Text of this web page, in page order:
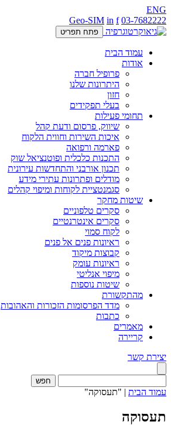
ENG
Geo-SIM in f 03-7682222
פתח תפריט
עמוד הבית
אודות
פרופיל חברה
היתרונות שלנו
חזון
בעלי תפקידים
תחומי פעילות
שיווק, פרסום ודעת קהל
איכות השירות וחווית הלקוח
פארמה ורפואה
התכנות כלכלית ופוטנציאל שוק
תכנון אורבני והתחדשות עירונית
מודלים ופתרונות עתירי מידע
סגמנטציית לקוחות ומיפוי קהלים
שיטות מחקר
סקרים טלפוניים
סקרים אינטרנטיים
לקוח סמוי
ראיונות פנים אל פנים
קבוצות מיקוד
ראיונות עומק
מיפוי אנליטי
שיטות נוספות
מהתקשורת
מדד הפרסומות הזכורות והאהובות
כתבות
מאמרים
קריירה
יצירת קשר
חפש
עמוד הבית | "תעסוקה"
תעסוקה